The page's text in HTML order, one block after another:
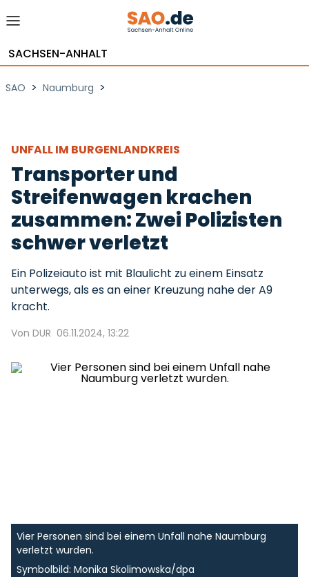
SACHSEN-ANHALT
SAO > Naumburg >
UNFALL IM BURGENLANDKREIS
Transporter und
Streifenwagen krachen
zusammen: Zwei Polizisten
schwer verletzt
Ein Polizeiauto ist mit Blaulicht zu einem Einsatz
unterwegs, als es an einer Kreuzung nahe der A9
kracht.
Von DUR 06.11.2024, 13:22
Vier Personen sind bei einem Unfall nahe Naumburg
verletzt wurden.
Symbolbild: Monika Skolimowska/dpa